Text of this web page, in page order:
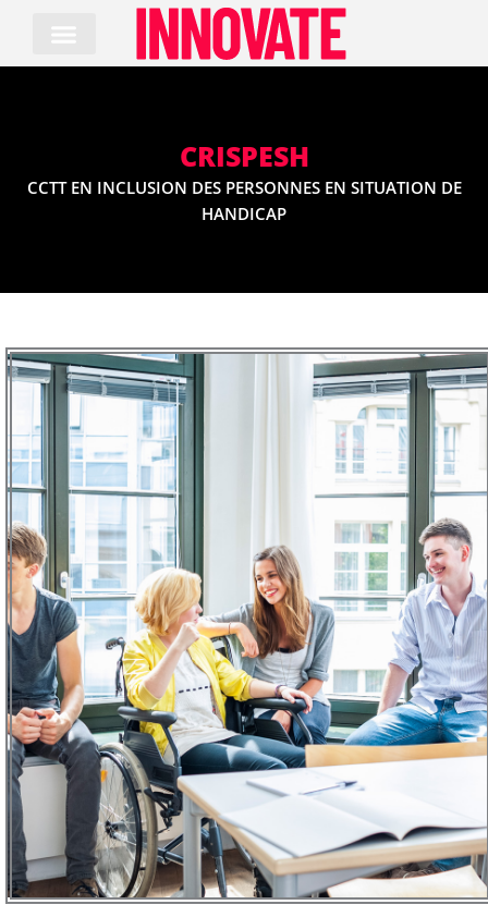
content
CRISPESH
CCTT EN INCLUSION DES PERSONNES EN SITUATION DE
HANDICAP